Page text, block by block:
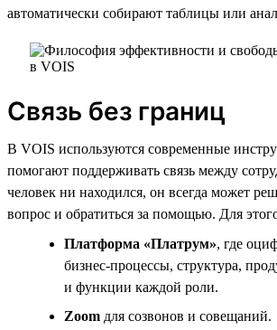
автоматически собирают таблицы или
Связь без границ
В VOIS используются современные
помогают поддерживать связь между
человек ни находился, он всегда может
вопрос и обратиться за помощью. Для
Платформа «Платрум», где
бизнес-процессы, структура,
и функции каждой роли.
Zoom для созвонов и совещаний.